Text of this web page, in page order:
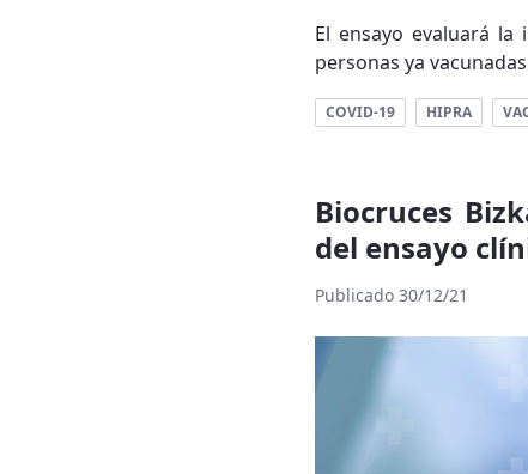
El ensayo evaluará
personas ya
COVID-19 HIPRA
Biocruces
del ensayo
Publicado 30/12/21